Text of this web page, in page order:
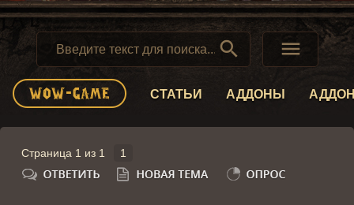
 
СТАТЬИ АДДОНЫ
Страница 1 из 1 1